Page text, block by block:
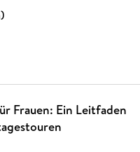
Frauen: Ein Leitfaden